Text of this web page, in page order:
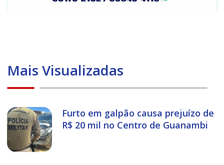
Mais Visualizadas
Furto em galpão causa prejuízo de
R$ 20 mil no Centro de Guanambi